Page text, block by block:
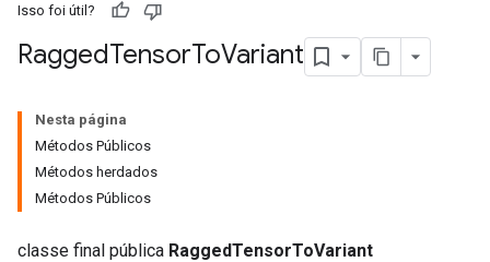
Isso foi útil?
RaggedTensorToVariant
Nesta página
Métodos Públicos
Métodos herdados
Métodos Públicos
classe final pública RaggedTensorToVariant